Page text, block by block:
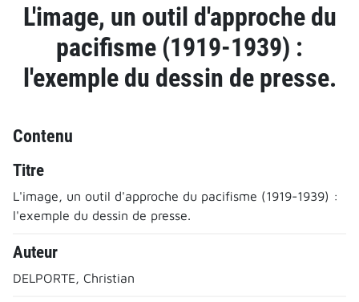
L'image, un outil d'approche du
pacifisme (1919-1939) :
l'exemple du dessin de presse.
Contenu
Titre
L'image, un outil d'approche du pacifisme (1919-1939) :
l'exemple du dessin de presse.
Auteur
DELPORTE, Christian